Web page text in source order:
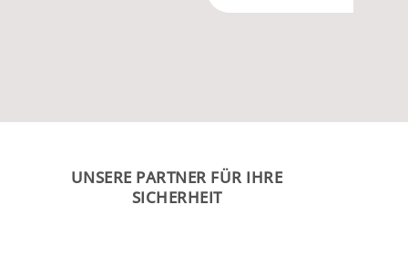
UNSERE PARTNER FÜR IHRE
SICHERHEIT